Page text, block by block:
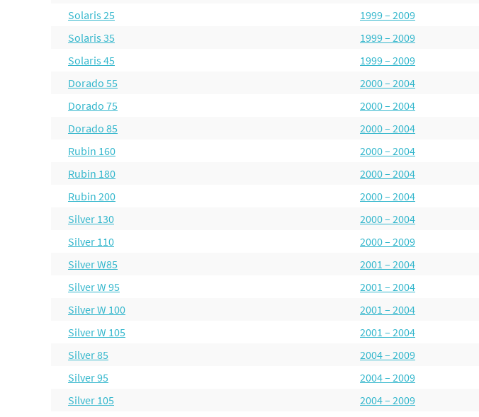
Solaris 25
1999 – 2009
Solaris 35
1999 – 2009
Solaris 45
1999 – 2009
Dorado 55
2000 – 2004
Dorado 75
2000 – 2004
Dorado 85
2000 – 2004
Rubin 160
2000 – 2004
Rubin 180
2000 – 2004
Rubin 200
2000 – 2004
Silver 130
2000 – 2004
Silver 110
2000 – 2009
Silver W85
2001 – 2004
Silver W 95
2001 – 2004
Silver W 100
2001 – 2004
Silver W 105
2001 – 2004
Silver 85
2004 – 2009
Silver 95
2004 – 2009
Silver 105
2004 – 2009